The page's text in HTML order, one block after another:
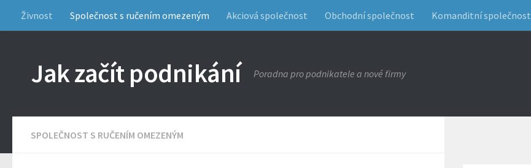
Živnost Společnost s ručením omezeným Akciová společnost Obchodní společnost Komanditní společnost
Jak začít podnikání Poradna pro podnikatele a nové firmy
SPOLEČNOST S RUČENÍM OMEZENÝM